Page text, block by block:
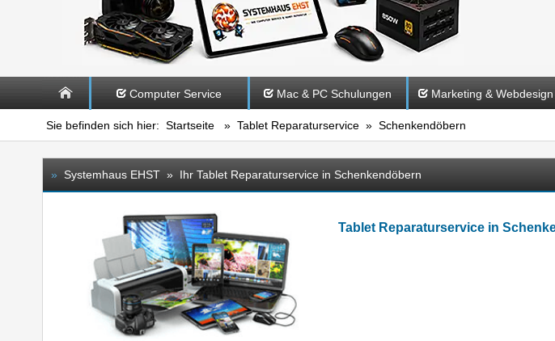
Computer Service Mac & PC Schulungen Marketing & Webdesign
Sie befinden sich hier: Startseite » Tablet Reparaturservice » Schenkendöbern
» Systemhaus EHST » Ihr Tablet Reparaturservice in Schenkendöbern
Tablet Reparaturservice in